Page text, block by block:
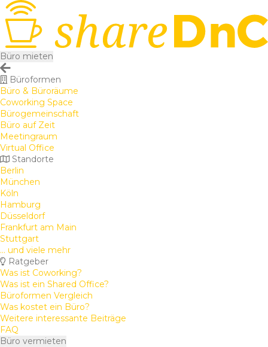
Büro mieten
Büroformen
Büro & Büroräume
Coworking Space
Bürogemeinschaft
Büro auf Zeit
Meetingraum
Virtual Office
Standorte
Berlin
München
Köln
Hamburg
Düsseldorf
Frankfurt am Main
Stuttgart
... und viele mehr
Ratgeber
Was ist Coworking?
Was ist ein Shared Office?
Büroformen Vergleich
Was kostet ein Büro?
Weitere interessante Beiträge
FAQ
Büro vermieten